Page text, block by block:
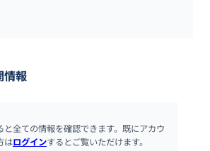
情報
と全ての情報を確認できます。既にアカウ
はログインするとご覧いただけます。